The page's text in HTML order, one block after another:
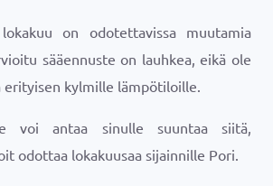
on odotettavissa muutamia
sääennuste on lauhkea, eikä ole
erityisen kylmille lämpötiloille.
voi antaa sinulle suuntaa siitä,
odottaa lokakuusaa sijainnille Pori.